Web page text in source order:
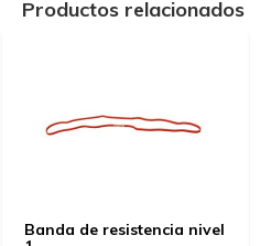
Productos relacionados
Banda de resistencia nivel